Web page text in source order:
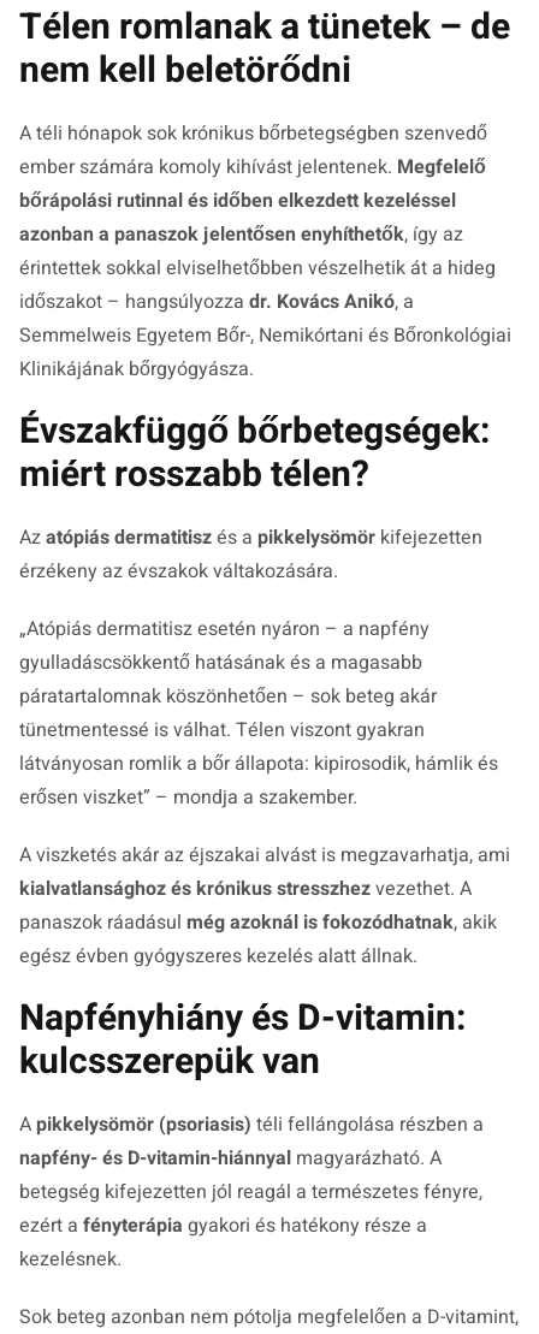
Télen romlanak a tünetek – de
nem kell beletörődni
A téli hónapok sok krónikus bőrbetegségben szenvedő
ember számára komoly kihívást jelentenek. Megfelelő
bőrápolási rutinnal és időben elkezdett kezeléssel
azonban a panaszok jelentősen enyhíthetők, így az
érintettek sokkal elviselhetőbben vészelhetik át a hideg
időszakot – hangsúlyozza dr. Kovács Anikó, a
Semmelweis Egyetem Bőr-, Nemikórtani és Bőronkológiai
Klinikájának bőrgyógyásza.
Évszakfüggő bőrbetegségek:
miért rosszabb télen?
Azatópiás dermatitiszés a pikkelysömör kifejezetten
érzékeny az évszakok váltakozására.
„Atópiás dermatitisz esetén nyáron – a napfény
gyulladáscsökkentő hatásának és a magasabb
páratartalomnak köszönhetően – sok beteg akár
tünetmentessé is válhat. Télen viszont gyakran
látványosan romlik a bőr állapota: kipirosodik, hámlik és
erősen viszket” – mondja a szakember.
A viszketés akár az éjszakai alvást is megzavarhatja, ami
kialvatlansághoz és krónikus stresszhezvezethet. A
panaszok ráadásul még azoknál is fokozódhatnak, akik
egész évben gyógyszeres kezelés alatt állnak.
Napfényhiány és D-vitamin:
kulcsszerepük van
A pikkelysömör (psoriasis) téli fellángolása részben a
napfény- és D-vitamin-hiánnyal magyarázható. A
betegség kifejezetten jól reagál a természetes fényre,
ezért a fényterápia gyakori és hatékony része a
kezelésnek.
Sok beteg azonban nem pótolja megfelelően a D-vitamint,